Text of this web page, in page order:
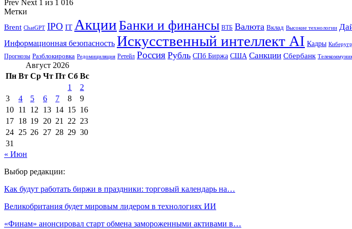
Prev Next 1 из 1 016
Метки
Brent ChatGPT IPO IT АкцииБанки и финансы ВТБ Валюта Вклад Высокие технологии
Информационная безопасность Искусственный интеллект AI Кадры
Прогнозы Разблокировка Редомициляция Ретейл Россия Рубль СПб Биржа США Санкции Сбербанк
Август 2026
Пн Вт Ср Чт Пт Сб Вс
1
2
3
4 5 6 7 8
9
10 11 12 13 14 15 16
17 18 19 20 21 22 23
24 25 26 27 28 29 30
31
« Июн
Выбор редакции:
Как будут работать биржи в праздники: торговый календарь на…
Великобритания будет мировым лидером в технологиях ИИ
«Финам» анонсировал старт обмена замороженными активами в…